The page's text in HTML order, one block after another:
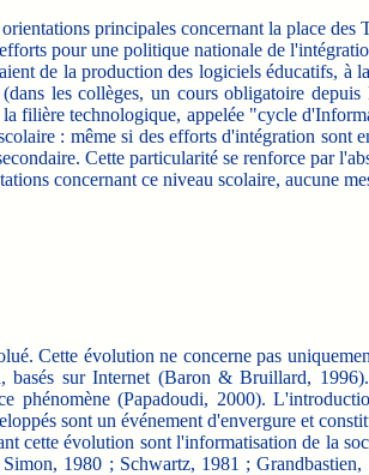
principales concernant la place des
pour une politique nationale de
de la production des logiciels éducatifs, à
les collèges, un cours obligatoire
filière technologique, appelée "cycle
: même si des efforts d'intégration sont
Cette particularité se renforce par
concernant ce niveau scolaire, aucune
Cette évolution ne concerne pas
basés sur Internet (Baron & Bruillard,
phénomène (Papadoudi, 2000).
sont un événement d'envergure et
cette évolution sont l'informatisation de la
1980 ; Schwartz, 1981 ;